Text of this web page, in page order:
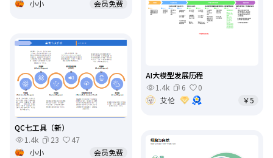
小小 会员免费
AI大模型发展历程
1.4k
6
0
艾伦
￥5
QC七工具（新）
1.4k
23
47
小小
会员免费